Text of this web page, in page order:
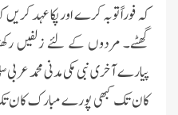
کہ فوراً توبہ کرے اور پکا عہد کر
گھٹے۔ مردوں کے لئے زلفیں
پیارے آخری نبی مکی مدنی محمد عربی
کان تک کبھی پورے مبارک کان